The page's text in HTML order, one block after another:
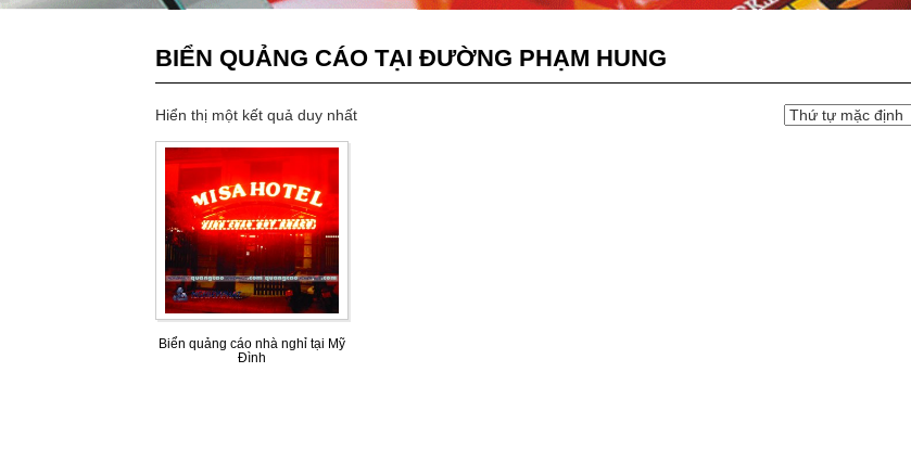
BIỂN QUẢNG CÁO TẠI ĐƯỜNG PHẠM HUNG
Hiển thị một kết quả duy nhất
Biển quảng cáo nhà nghỉ tại Mỹ
Đình